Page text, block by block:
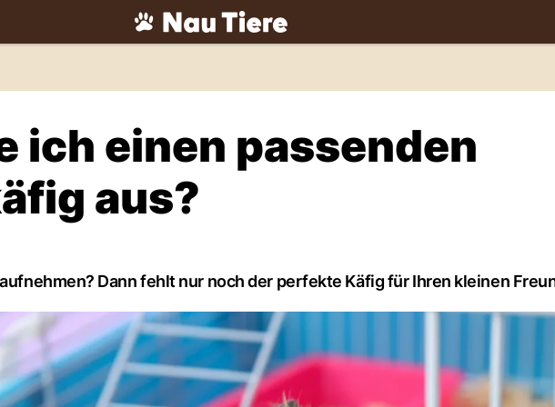
tiere.NAU.ch
ich einen passenden
aus?
Dann fehlt nur noch der perfekte Käfig für Ihren kleinen